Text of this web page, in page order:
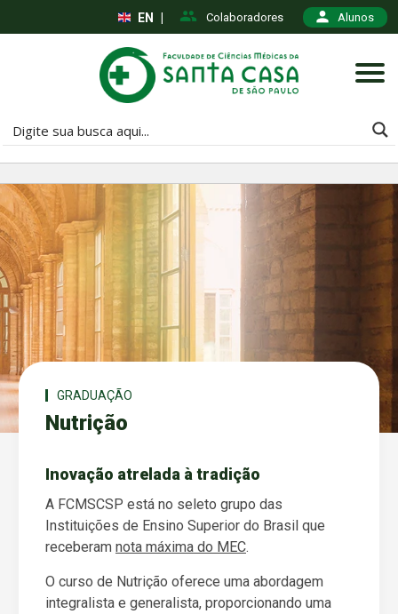
Colaboradores Alunos
EN
GRADUAÇÃO
Nutrição
Inovação atrelada à tradição
A FCMSCSP está no seleto grupo das
Instituições de Ensino Superior do Brasil que
receberam nota máxima do MEC.
O curso de Nutrição oferece uma abordagem
integralista e generalista, proporcionando uma